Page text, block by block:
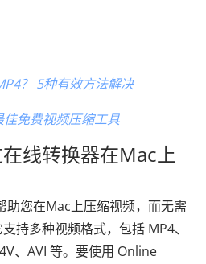
？ 5种有效方法解决
免费视频压缩工具
线转换器在Mac上
您在Mac上压缩视频，而无需
持多种视频格式，包括 MP4、
、AVI 等。要使用 Online